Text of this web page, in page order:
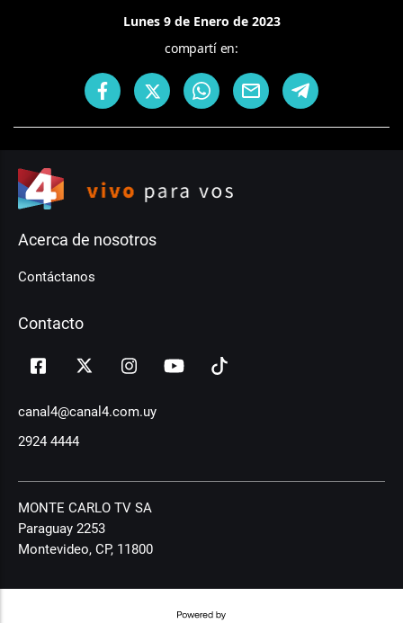
Lunes 9 de Enero de 2023
compartí en:
Acerca de nosotros
Contáctanos
Contacto
canal4@canal4.com.uy
2924 4444
MONTE CARLO TV SA
Paraguay 2253
Montevideo, CP, 11800